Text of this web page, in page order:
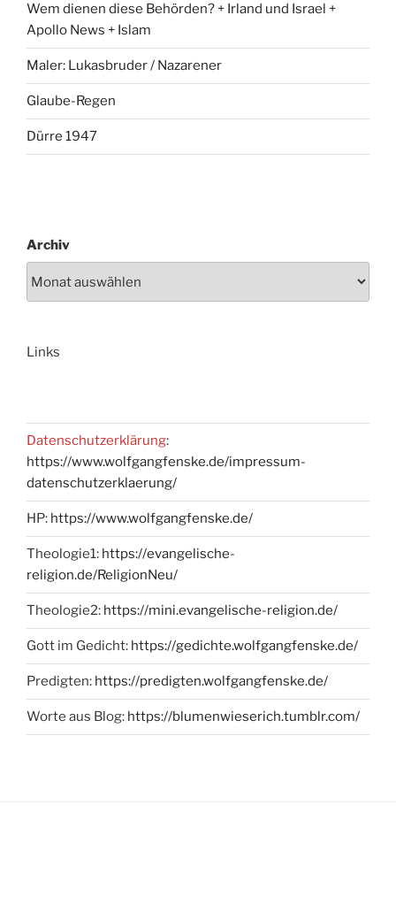
Wem dienen diese Behörden? + Irland und Israel +
Apollo News + Islam
Maler: Lukasbruder / Nazarener
Glaube-Regen
Dürre 1947
Archiv
Links
Datenschutzerklärung:
https://www.wolfgangfenske.de/impressum-
datenschutzerklaerung/
HP: https://www.wolfgangfenske.de/
Theologie1: https://evangelische-
religion.de/ReligionNeu/
Theologie2: https://mini.evangelische-religion.de/
Gott im Gedicht: https://gedichte.wolfgangfenske.de/
Predigten: https://predigten.wolfgangfenske.de/
Worte aus Blog: https://blumenwieserich.tumblr.com/